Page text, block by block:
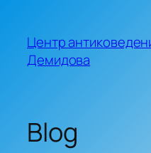
content
Центр
Демидова
Blog